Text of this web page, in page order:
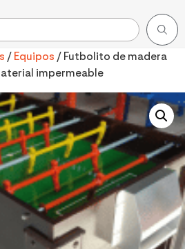
/ Equipos / Futbolito de madera
impermeable